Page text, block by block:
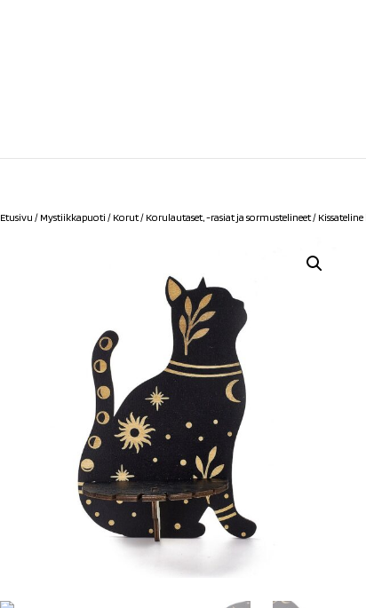
Etusivu / Mystiikkapuoti / Korut/ Korulautaset, -rasiat ja sormustelineet/